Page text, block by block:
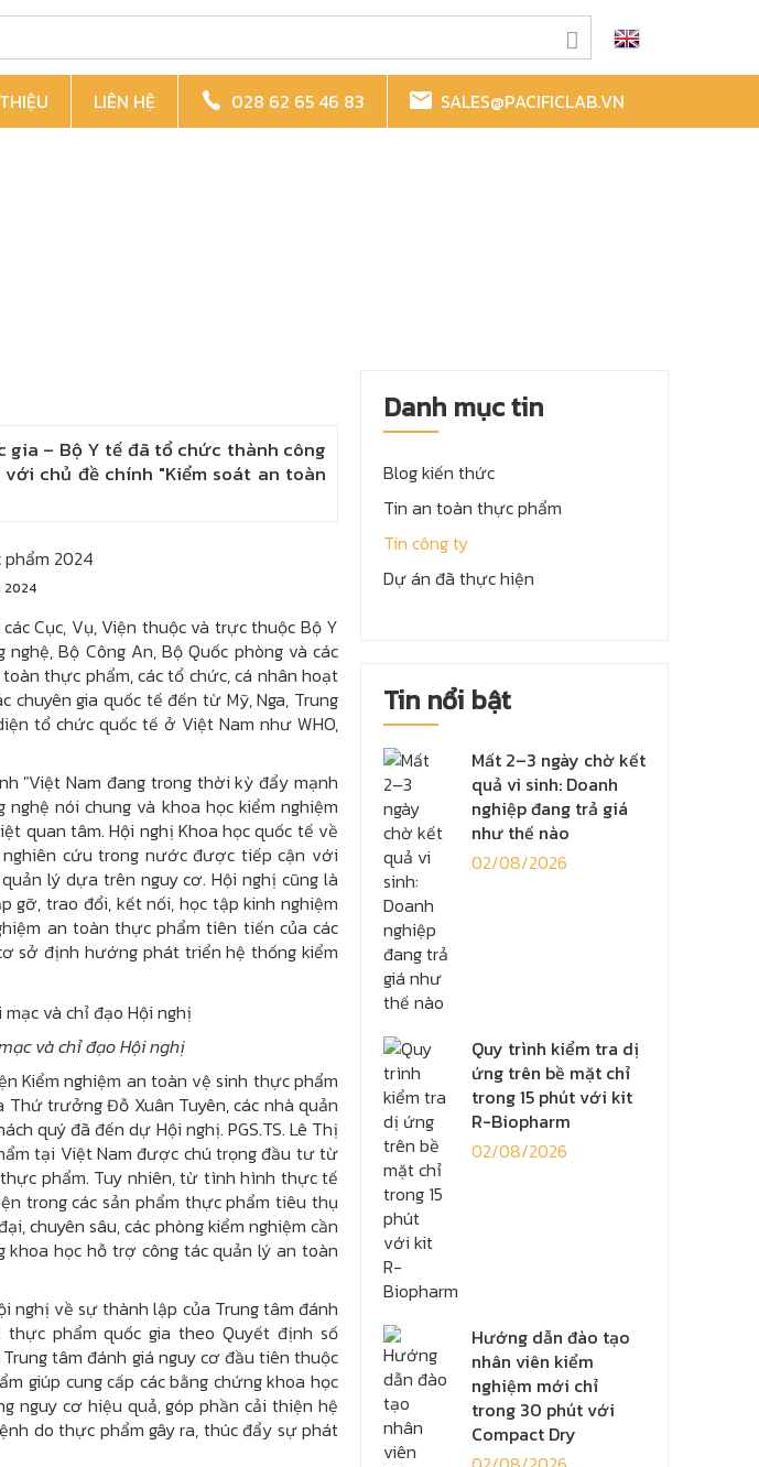
LIÊN HỆ 028 62 65 46 83 SALES@PACIFICLAB.VN
gia – Bộ Y tế đã tổ chức thành công
chủ đề chính "Kiểm soát an toàn
2024
Cục, Vụ, Viện thuộc và trực thuộc Bộ Y
Bộ Công An, Bộ Quốc phòng và các
thực phẩm, các tổ chức, cá nhân hoạt
gia quốc tế đến từ Mỹ, Nga, Trung
tổ chức quốc tế ở Việt Nam như WHO,
"Việt Nam đang trong thời kỳ đẩy mạnh
nói chung và khoa học kiểm nghiệm
quan tâm. Hội nghị Khoa học quốc tế về
cứu trong nước được tiếp cận với
lý dựa trên nguy cơ. Hội nghị cũng là
gỡ, trao đổi, kết nối, học tập kinh nghiệm
an toàn thực phẩm tiên tiến của các
sở định hướng phát triển hệ thống kiểm
và chỉ đạo Hội nghị
Kiểm nghiệm an toàn vệ sinh thực phẩm
trưởng Đỗ Xuân Tuyên, các nhà quản
quý đã đến dự Hội nghị. PGS.TS. Lê Thị
tại Việt Nam được chú trọng đầu tư từ
phẩm. Tuy nhiên, từ tình hình thực tế
trong các sản phẩm thực phẩm tiêu thụ
chuyên sâu, các phòng kiểm nghiệm cần
khoa học hỗ trợ công tác quản lý an toàn
nghị về sự thành lập của Trung tâm đánh
phẩm quốc gia theo Quyết định số
tâm đánh giá nguy cơ đầu tiên thuộc
giúp cung cấp các bằng chứng khoa học
nguy cơ hiệu quả, góp phần cải thiện hệ
do thực phẩm gây ra, thúc đẩy sự phát
Danh mục tin
Blog kiến thức
Tin an toàn thực phẩm
Tin công ty
Dự án đã thực hiện
Tin nổi bật
Mất 2–3 ngày chờ kết
quả vi sinh: Doanh
nghiệp đang trả giá
như thế nào
02/08/2026
Quy trình kiểm tra dị
ứng trên bề mặt chỉ
trong 15 phút với kit
R-Biopharm
02/08/2026
Hướng dẫn đào tạo
nhân viên kiểm
nghiệm mới chỉ
trong 30 phút với
Compact Dry